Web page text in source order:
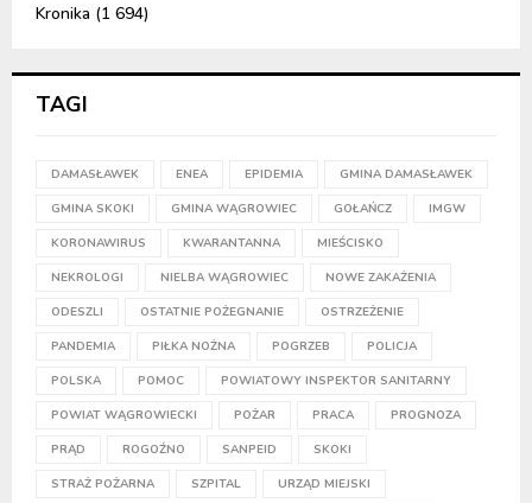
Kronika (1 694)
TAGI
DAMASŁAWEK ENEA EPIDEMIA GMINA DAMASŁAWEK
GMINA SKOKI GMINA WĄGROWIEC GOŁAŃCZ IMGW
KORONAWIRUS KWARANTANNA MIEŚCISKO
NEKROLOGI NIELBA WĄGROWIEC NOWE ZAKAŻENIA
ODESZLI OSTATNIE POŻEGNANIE OSTRZEŻENIE
PANDEMIA PIŁKA NOŻNA POGRZEB POLICJA
POLSKA POMOC POWIATOWY INSPEKTOR SANITARNY
POWIAT WĄGROWIECKI POŻAR PRACA PROGNOZA
PRĄD ROGOŹNO SANPEID SKOKI
STRAŻ POŻARNA SZPITAL URZĄD MIEJSKI